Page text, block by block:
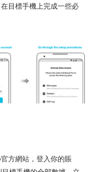
目標手機上完成一些必
方網站，登入你的賬